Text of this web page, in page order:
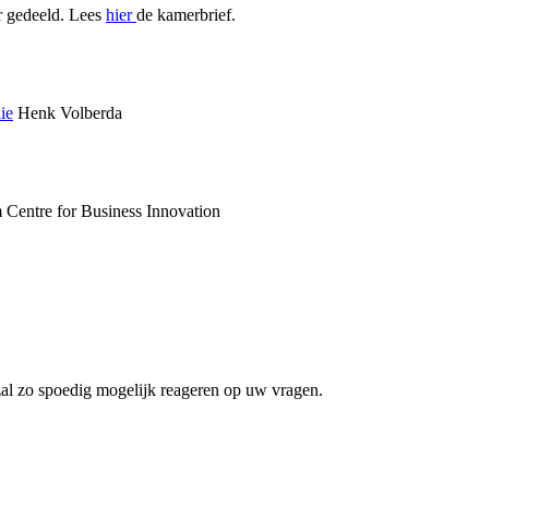
Lees hierde kamerbrief.
Henk Volberda
for Business Innovation
zo spoedig mogelijk reageren op uw vragen.